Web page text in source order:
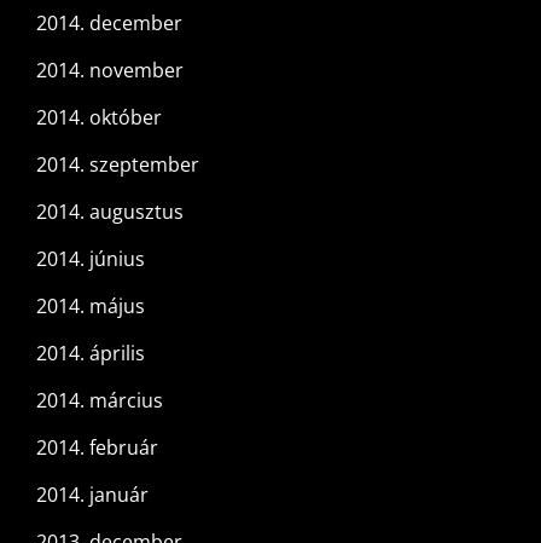
2014. december
2014. november
2014. október
2014. szeptember
2014. augusztus
2014. június
2014. május
2014. április
2014. március
2014. február
2014. január